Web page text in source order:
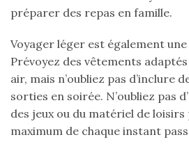
préparer des repas en famille.
Voyager léger est également
Prévoyez des vêtements
air, mais n’oubliez pas d’inclure
sorties en soirée. N’oubliez pas
des jeux ou du matériel de
maximum de chaque instant